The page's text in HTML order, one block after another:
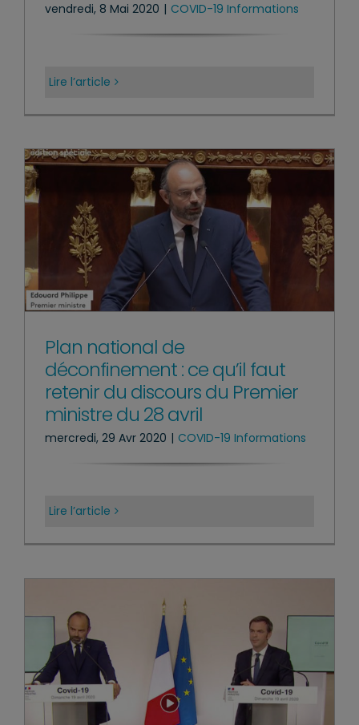
vendredi, 8 Mai 2020 | COVID-19 Informations
Lire l’article
Plan national de
déconfinement : ce qu’il faut
retenir du discours du Premier
ministre du 28 avril
mercredi, 29 Avr 2020 | COVID-19 Informations
Lire l’article